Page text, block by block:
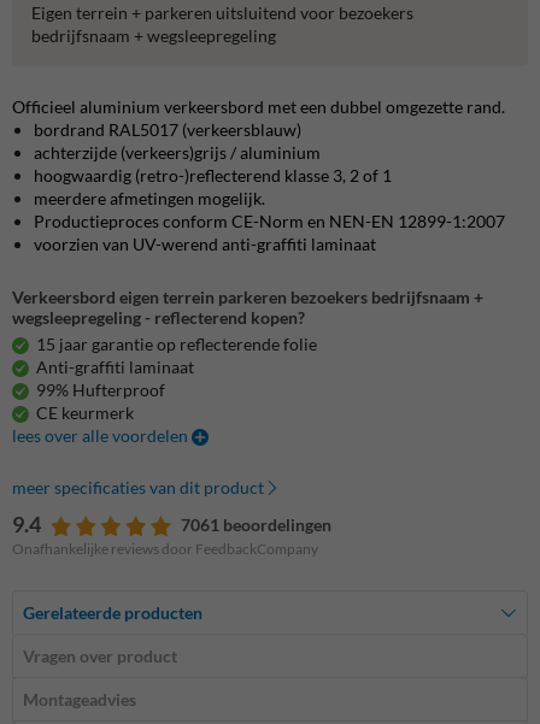
Eigen terrein + parkeren uitsluitend voor bezoekers
bedrijfsnaam + wegsleepregeling
Officieel aluminium verkeersbord met een dubbel omgezette rand.
bordrand RAL5017 (verkeersblauw)
achterzijde (verkeers)grijs / aluminium
hoogwaardig (retro-)reflecterend klasse 3, 2 of 1
meerdere afmetingen mogelijk.
Productieproces conform CE-Norm en NEN-EN 12899-1:2007
voorzien van UV-werend anti-graffiti laminaat
Verkeersbord eigen terrein parkeren bezoekers bedrijfsnaam +
wegsleepregeling - reflecterend kopen?
15 jaar garantie op reflecterende folie
Anti-graffiti laminaat
99% Hufterproof
CE keurmerk
lees over alle voordelen
meer specificaties van dit product
9.4 7061 beoordelingen
Onafhankelijke reviews door FeedbackCompany
Gerelateerde producten
Vragen over product
Montageadvies